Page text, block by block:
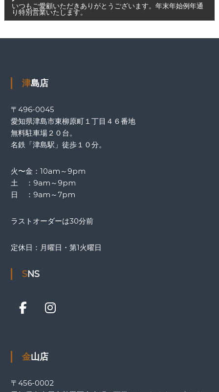
いつもご愛顧いただきありがとうございます。年末年始例年通
り特別営業いたします。
津島店
〒496-0045
愛知県津島市東柳原町１丁目４６番地
無料駐車場２０台。
名鉄「津島駅」徒歩１０分。
火〜金：10am～9pm
土 ：9am～9pm
日 ：9am～7pm
ラストオーダーは30分前
定休日：月曜日・第1火曜日
SNS
金山店
〒456-0002